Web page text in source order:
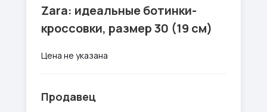
Zara: идеальные ботинки-
кроссовки, размер 30 (19 см)
Цена не указана
Продавец